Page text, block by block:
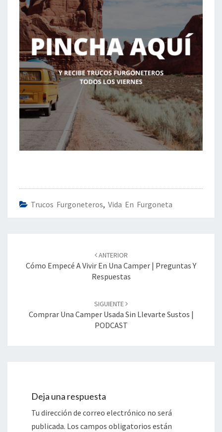
Trucos Furgoneteros, Vida En Furgoneta
entradas
ANTERIOR
Cómo Empecé A Vivir En Una Camper | Preguntas Y
Respuestas
SIGUIENTE
Comprar Una Camper Usada Sin Llevarte Sustos |
PODCAST
Deja una respuesta
Tu dirección de correo electrónico no será
publicada. Los campos obligatorios están